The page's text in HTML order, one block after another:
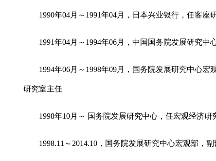
1990年04月～1991年04月，日本兴业银行，任客座
1991年04月～1994年06月，中国国务院发展研究
1994年06月～1998年09月，国务院发展研究中心宏
研究室主任
1998年10月～ 国务院发展研究中心，任宏观经济研
1998.11～2014.10，国务院发展研究中心宏观部，